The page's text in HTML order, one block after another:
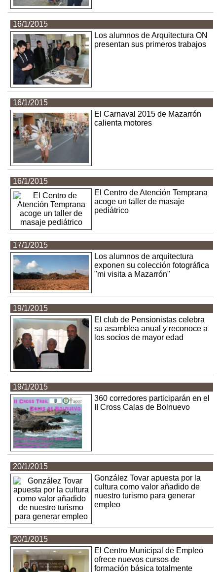
16/1/2015
Los alumnos de Arquitectura ON
presentan sus primeros trabajos
16/1/2015
El Carnaval 2015 de Mazarrón
calienta motores
16/1/2015
El Centro de Atención Temprana
acoge un taller de masaje
pediátrico
17/1/2015
Los alumnos de arquitectura
exponen su colección fotográfica
"mi visita a Mazarrón"
19/1/2015
El club de Pensionistas celebra
su asamblea anual y reconoce a
los socios de mayor edad
19/1/2015
360 corredores participarán en el
II Cross Calas de Bolnuevo
20/1/2015
González Tovar apuesta por la
cultura como valor añadido de
nuestro turismo para generar
empleo
20/1/2015
El Centro Municipal de Empleo
ofrece nuevos cursos de
formación básica totalmente